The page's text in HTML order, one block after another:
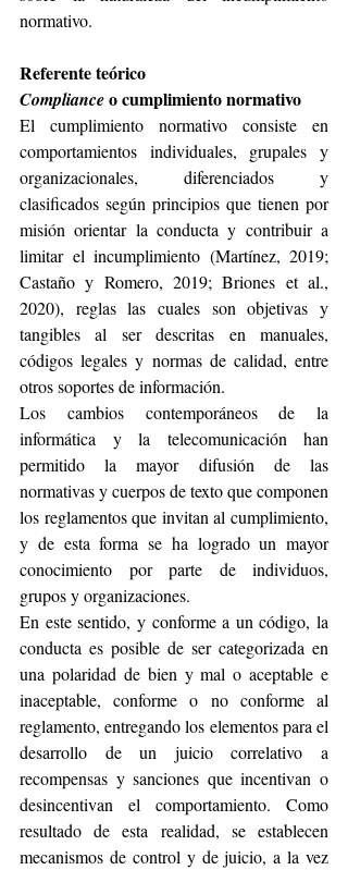
normativo.
Referente teórico
Compliance o cumplimiento normativo
El cumplimiento normativo consiste en
comportamientos individuales, grupales y
organizacionales, diferenciados y
clasificados según principios que tienen por
misión orientar la conducta y contribuir a
limitar el incumplimiento (Martínez, 2019;
Castaño y Romero, 2019; Briones et al.,
2020), reglas las cuales son objetivas y
tangibles al ser descritas en manuales,
códigos legales y normas de calidad, entre
otros soportes de información.
Los cambios contemporáneos de la
informática y la telecomunicación han
permitido la mayor difusión de las
normativas y cuerpos de texto que componen
los reglamentos que invitan al cumplimiento,
y de esta forma se ha logrado un mayor
conocimiento por parte de individuos,
grupos y organizaciones.
En este sentido, y conforme a un código, la
conducta es posible de ser categorizada en
una polaridad de bien y mal o aceptable e
inaceptable, conforme o no conforme al
reglamento, entregando los elementos para el
desarrollo de un juicio correlativo a
recompensas y sanciones que incentivan o
desincentivan el comportamiento. Como
resultado de esta realidad, se establecen
mecanismos de control y de juicio, a la vez